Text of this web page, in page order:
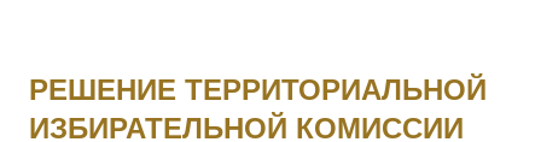
10001 Фамилия не установлена. 10002 ЮНКЕР Людвиг
внебрачный — 1 Усть-Двинский латышский стр. батальон, 1
РЕШЕНИЕ ТЕРРИТОРИАЛЬНОЙ
ИЗБИРАТЕЛЬНОЙ КОМИССИИ